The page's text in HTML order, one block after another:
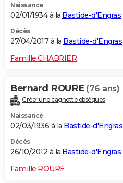
Naissance
02/01/1934 à la Bastide-d'Engras
Décès
27/04/2017 à la Bastide-d'Engras
Famille CHABRIER
Bernard ROURE (76 ans)
Créer une cagnotte obsèques
Naissance
02/03/1936 à la Bastide-d'Engras
Décès
26/10/2012 à la Bastide-d'Engras
Famille ROURE